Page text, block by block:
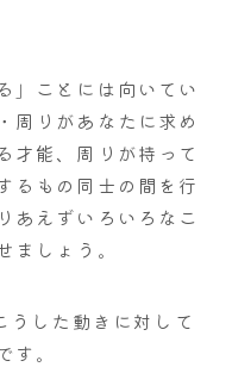
」ことには向いてい
周りがあなたに求め
才能、周りが持って
るもの同士の間を行
あえずいろいろなこ
ましょう。
した動きに対して
。